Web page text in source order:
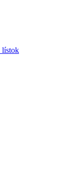
lístok